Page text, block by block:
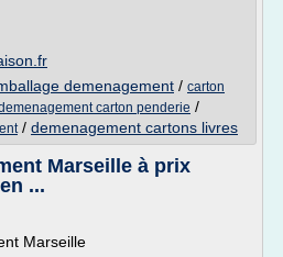
demenagement / carton
carton penderie /
/ demenagement cartons livres
Marseille à prix
...
Marseille